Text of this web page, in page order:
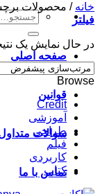
جستجو
صفحه اصلی
قوانین
سوالات
تماس با ما
خانه / محصولات
فیلتر
در حال نمایش یک
Browse
Credit
آموزشی
طراحی
فیلم
کاربردی
کتاب